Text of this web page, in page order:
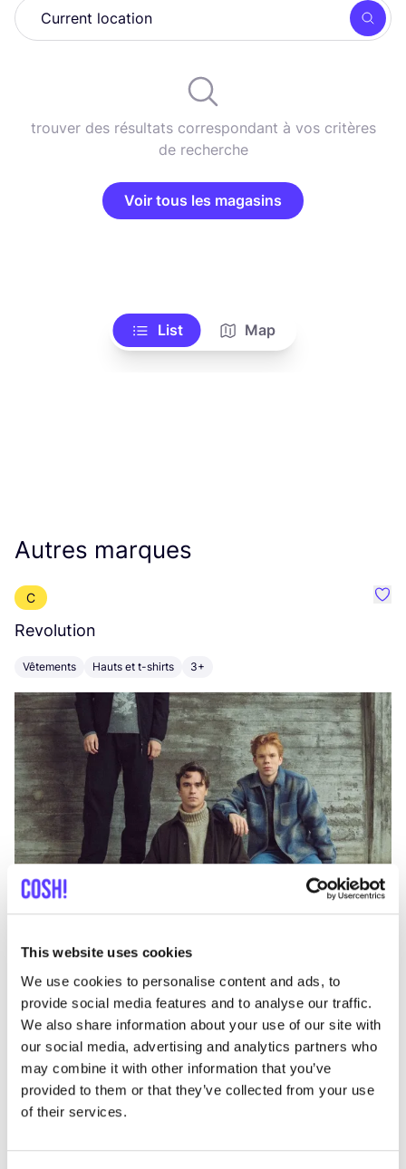
This website uses cookies
We use cookies to personalise content and ads, to
provide social media features and to analyse our traffic.
We also share information about your use of our site with
our social media, advertising and analytics partners who
may combine it with other information that you’ve
provided to them or that they’ve collected from your use
of their services.
trouver des résultats correspondant à vos critères
de recherche
Voir tous les magasins
List Map
Autres marques
C
Revolution
Vêtements Hauts et t-shirts 3+